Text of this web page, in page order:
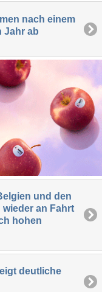
nach einem
Jahr ab
und den
an Fahrt
hohen
deutliche